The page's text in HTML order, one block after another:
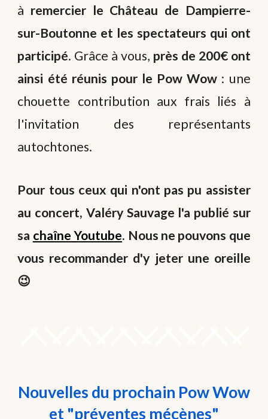
à remercier le Château de Dampierre-
sur-Boutonne et les spectateurs qui ont
participé. Grâce à vous, près de 200€ ont
ainsi été réunis pour le Pow Wow : une
chouette contribution aux frais liés à
l'invitation des représentants
autochtones.
Pour tous ceux qui n'ont pas pu assister
au concert, Valéry Sauvage l'a publié sur
sa chaîne Youtube. Nous ne pouvons que
vous recommander d'y jeter une oreille
😉
Nouvelles du prochain Pow Wow
et "préventes mécènes"